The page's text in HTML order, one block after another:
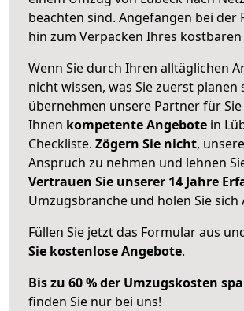
beachten sind. Angefangen bei der
hin zum Verpacken Ihres kostbaren
Wenn Sie durch Ihren alltäglichen
nicht wissen, was Sie zuerst planen
übernehmen unsere Partner für
Ihnen kompetente Angebote in
Checkliste. Zögern Sie nicht,
Anspruch zu nehmen und lehnen
Vertrauen Sie unserer 14 Jahre
Umzugsbranche und holen Sie sich
Füllen Sie jetzt das Formular aus
Sie kostenlose Angebote.
Bis zu 60 % der Umzugskosten
finden Sie nur bei uns!